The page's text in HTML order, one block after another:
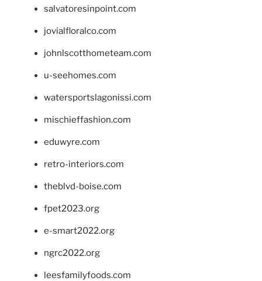
salvatoresinpoint.com
jovialfloralco.com
johnlscotthometeam.com
u-seehomes.com
watersportslagonissi.com
mischieffashion.com
eduwyre.com
retro-interiors.com
theblvd-boise.com
fpet2023.org
e-smart2022.org
ngrc2022.org
leesfamilyfoods.com